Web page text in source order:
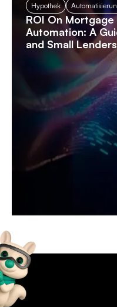
Hypothek
ROI On
Automation: A
and Small Lenders